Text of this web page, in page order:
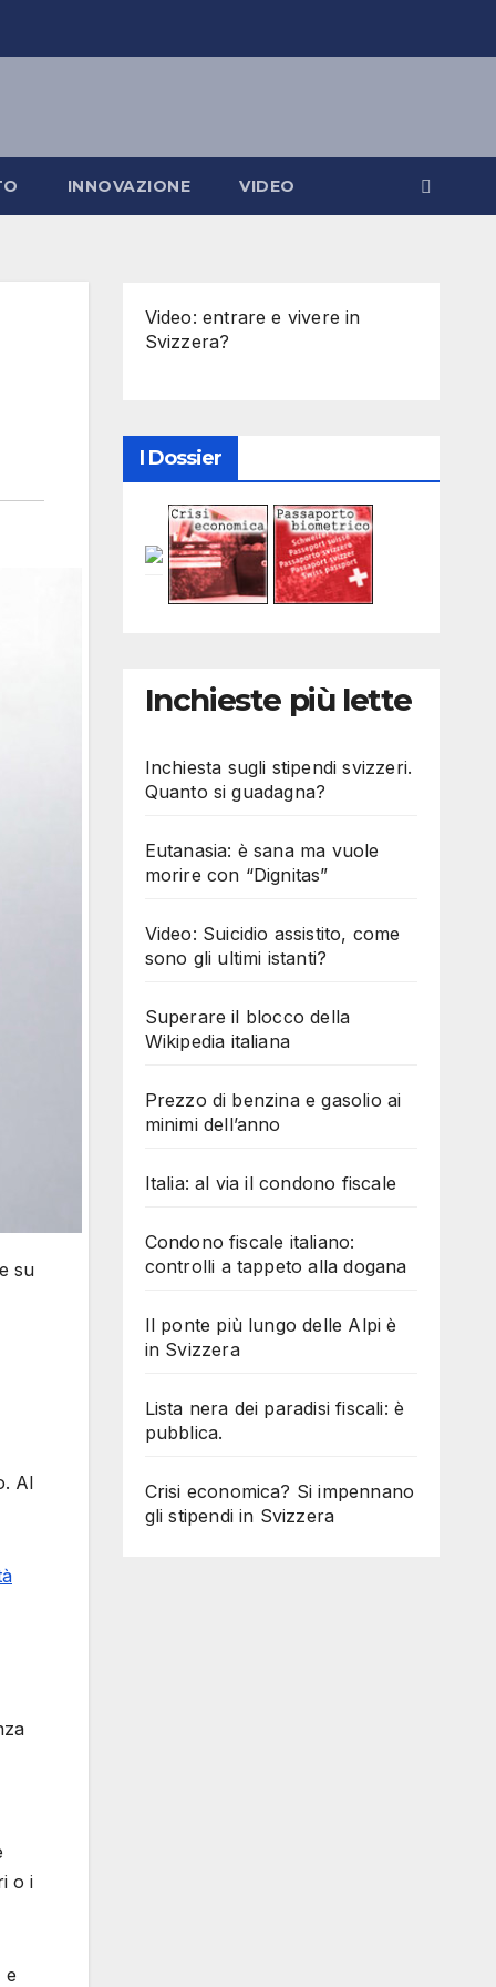
INNOVAZIONE VIDEO
su
Al
o i
e
Video: entrare e vivere in
Svizzera?
I Dossier
Inchieste più lette
Inchiesta sugli stipendi svizzeri.
Quanto si guadagna?
Eutanasia: è sana ma vuole
morire con “Dignitas”
Video: Suicidio assistito, come
sono gli ultimi istanti?
Superare il blocco della
Wikipedia italiana
Prezzo di benzina e gasolio ai
minimi dell’anno
Italia: al via il condono fiscale
Condono fiscale italiano:
controlli a tappeto alla dogana
Il ponte più lungo delle Alpi è
in Svizzera
Lista nera dei paradisi fiscali: è
pubblica.
Crisi economica? Si impennano
gli stipendi in Svizzera